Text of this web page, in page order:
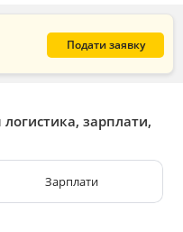
Подати заявку
логистика, зарплати,
Зарплати